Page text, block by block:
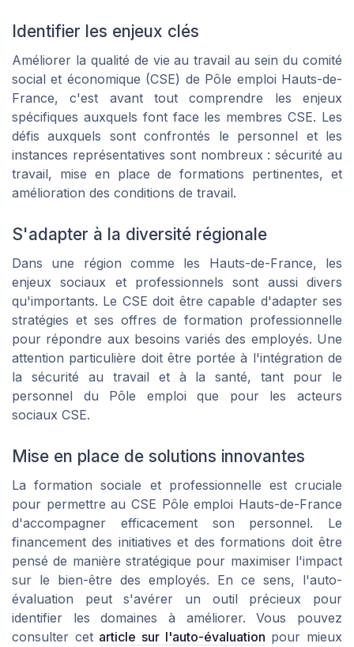
Identifier les enjeux clés
Améliorer la qualité de vie au travail au sein du comité
social et économique (CSE) de Pôle emploi Hauts-de-
France, c'est avant tout comprendre les enjeux
spécifiques auxquels font face les membres CSE. Les
défis auxquels sont confrontés le personnel et les
instances représentatives sont nombreux : sécurité au
travail, mise en place de formations pertinentes, et
amélioration des conditions de travail.
S'adapter à la diversité régionale
Dans une région comme les Hauts-de-France, les
enjeux sociaux et professionnels sont aussi divers
qu'importants. Le CSE doit être capable d'adapter ses
stratégies et ses offres de formation professionnelle
pour répondre aux besoins variés des employés. Une
attention particulière doit être portée à l'intégration de
la sécurité au travail et à la santé, tant pour le
personnel du Pôle emploi que pour les acteurs
sociaux CSE.
Mise en place de solutions innovantes
La formation sociale et professionnelle est cruciale
pour permettre au CSE Pôle emploi Hauts-de-France
d'accompagner efficacement son personnel. Le
financement des initiatives et des formations doit être
pensé de manière stratégique pour maximiser l'impact
sur le bien-être des employés. En ce sens, l'auto-
évaluation peut s'avérer un outil précieux pour
identifier les domaines à améliorer. Vous pouvez
consulter cet article sur l'auto-évaluation pour mieux